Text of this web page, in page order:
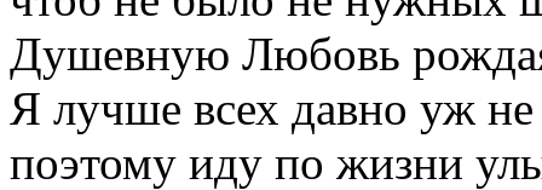
Душевную Любовь
Я лучше всех давно уж
поэтому иду по жизни